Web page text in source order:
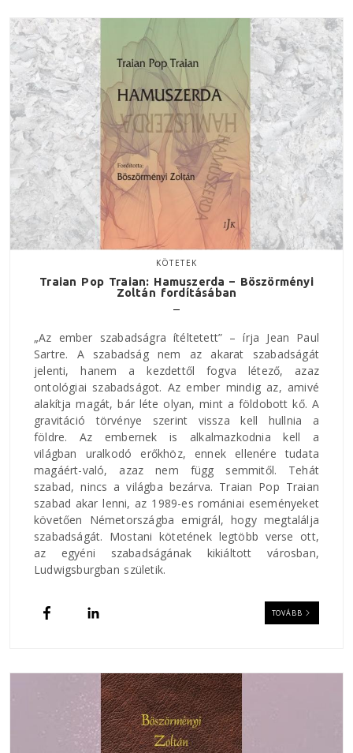
KÖTETEK
Traian Pop Traian: Hamuszerda – Böszörményi
Zoltán fordításában
„Az ember szabadságra ítéltetett” – írja Jean Paul
Sartre. A szabadság nem az akarat szabadságát
jelenti, hanem a kezdettől fogva létező, azaz
ontológiai szabadságot. Az ember mindig az, amivé
alakítja magát, bár léte olyan, mint a földobott kő. A
gravitáció törvénye szerint vissza kell hullnia a
földre. Az embernek is alkalmazkodnia kell a
világban uralkodó erőkhöz, ennek ellenére tudata
magáért-való, azaz nem függ semmitől. Tehát
szabad, nincs a világba bezárva. Traian Pop Traian
szabad akar lenni, az 1989-es romániai eseményeket
követően Németországba emigrál, hogy megtalálja
szabadságát. Mostani kötetének legtöbb verse ott,
az egyéni szabadságának kikiáltott városban,
Ludwigsburgban születik.
TOVÁBB